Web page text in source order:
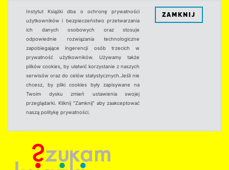
Instytut Książki dba o ochronę prywatności
użytkowników i bezpieczeństwo przetwarzania
ich danych osobowych oraz stosuje
odpowiednie rozwiązania technologiczne
zapobiegające ingerencji osób trzecich w
prywatność użytkowników. Używamy także
plików cookies, by ułatwić korzystanie z naszych
serwisów oraz do celów statystycznych.Jeśli nie
chcesz, by pliki cookies były zapisywane na
Twoim dysku zmień ustawienia swojej
przeglądarki. Kliknij "Zamknij" aby zaakceptować
naszą politykę prywatności.
ZAMKNIJ